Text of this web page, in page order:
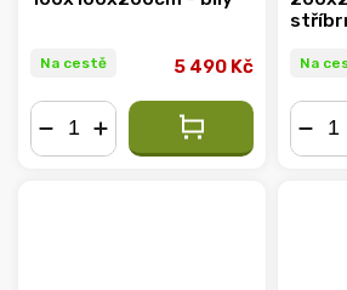
Na cestě 5 490 Kč Na